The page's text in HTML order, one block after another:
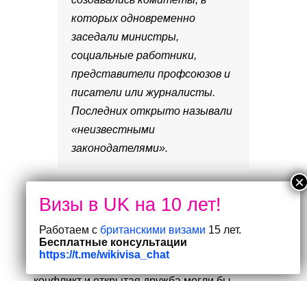
которых одновременно
заседали министры,
социальные работники,
представители профсоюзов и
писатели или журналисты.
Последних открыто называли
«неизвестными
законодателями».
изолировал — в обстановке конца сороковых,
когда компартии Италии и Франции были на
грани взятия власти, и когда у коммунистов
Британии была своя фракция в Парламенте, и
Работаем с британскими визами 15 лет.
Бесплатные консультации
https://t.me/wikivisa_chat